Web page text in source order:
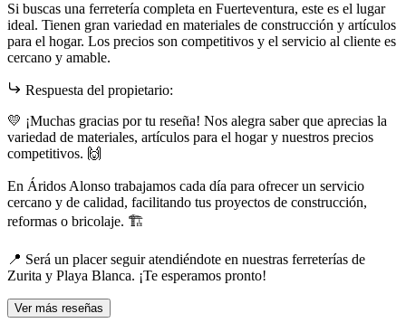
Si buscas una ferretería completa en Fuerteventura, este es el lugar
ideal. Tienen gran variedad en materiales de construcción y artículos
para el hogar. Los precios son competitivos y el servicio al cliente es
cercano y amable.
Respuesta del propietario:
💛 ¡Muchas gracias por tu reseña! Nos alegra saber que aprecias la
variedad de materiales, artículos para el hogar y nuestros precios
competitivos. 🙌
En Áridos Alonso trabajamos cada día para ofrecer un servicio
cercano y de calidad, facilitando tus proyectos de construcción,
reformas o bricolaje. 🏗️
📍 Será un placer seguir atendiéndote en nuestras ferreterías de
Zurita y Playa Blanca. ¡Te esperamos pronto!
Ver más reseñas